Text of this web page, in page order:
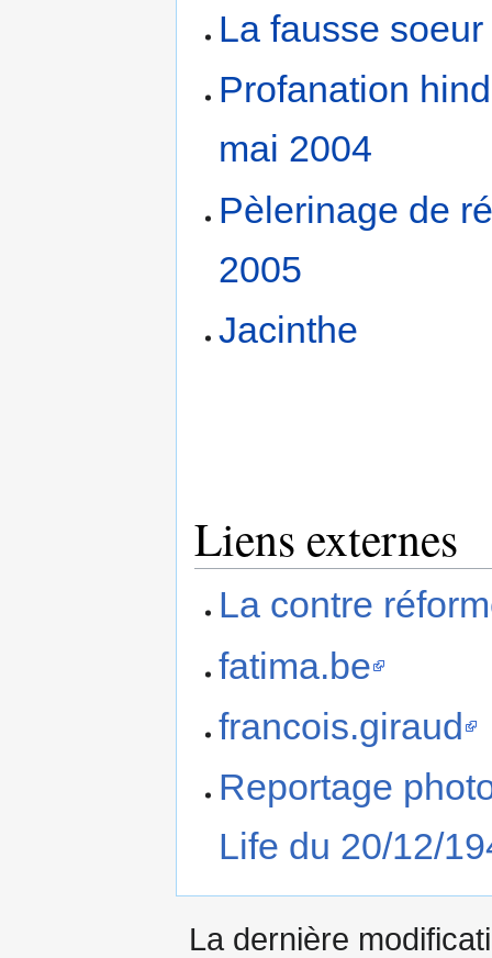
La fausse
Profanation
mai 2004
Pèlerinage de
2005
Jacinthe
Liens externes
La contre
fatima.be
francois.giraud
Reportage
Life du 20/12/
La dernière